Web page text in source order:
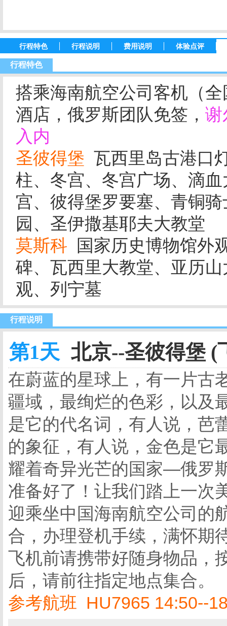
行程特色 行程说明 费用说明 体验点评
行程特色
搭乘海南航空公司客机（
酒店，俄罗斯团队免签， 谢
入内
圣彼得堡 瓦西里岛古港口
柱、冬宫、冬宫广场、滴
宫、彼得堡罗要塞、青铜
园、圣伊撒基耶夫大教堂
莫斯科
国家历史博物馆外
碑、瓦西里大教堂、亚历
观、列宁墓
行程说明
第1天 北京--圣彼得堡 (
在蔚蓝的星球上，有一片古
疆域，最绚烂的色彩，以及
是它的代名词，有人说，芭
的象征，有人说，金色是它
耀着奇异光芒的国家—俄罗
准备好了！让我们踏上一次
迎乘坐中国海南航空公司的
合，办理登机手续，满怀期
飞机前请携带好随身物品，
后，请前往指定地点集合。
参考航班 HU7965 14:50--